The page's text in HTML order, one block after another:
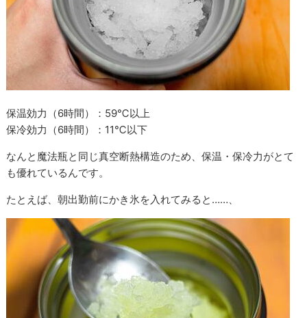
保温効力（6時間）：59℃以上
保冷効力（6時間）：11℃以下
なんと魔法瓶と同じ真空断熱構造のため、保温・保冷力がとて
も優れているんです。
たとえば、朝出勤前にかき氷を入れてみると……、